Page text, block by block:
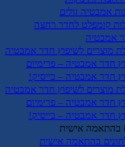
אמבטיה זולים
קומפלט לחדר רחצה
אמבטיה
מוצרים לשיפוץ חדר אמבטיה
חדר אמבטיה – פרימיום
חדר אמבטיה – בייסיק!
מוצרים לשיפוץ חדר אמבטיה
חדר אמבטיה – פרימיום
חדר אמבטיה – בייסיק!
בהתאמה אישית
בהתאמה אישית